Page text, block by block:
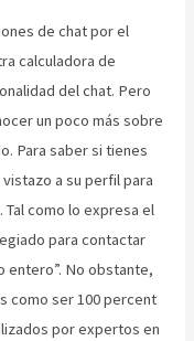
de chat por el
calculadora de
del chat. Pero
un poco más sobre
Para saber si tienes
a su perfil para
como lo expresa el
para contactar
entero”. No obstante,
como ser 100 percent
por expertos en